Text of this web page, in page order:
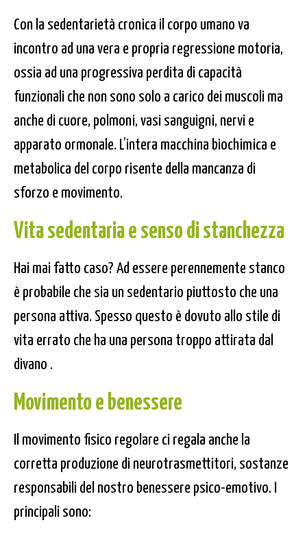
Con la sedentarietà cronica il corpo umano va
incontro ad una vera e propria regressione motoria,
ossia ad una progressiva perdita di capacità
funzionali che non sono solo a carico dei muscoli ma
anche di cuore, polmoni, vasi sanguigni, nervi e
apparato ormonale. L’intera macchina biochimica e
metabolica del corpo risente della mancanza di
sforzo e movimento.
Vita sedentaria e senso di stanchezza
Hai mai fatto caso? Ad essere perennemente stanco
è probabile che sia un sedentario piuttosto che una
persona attiva. Spesso questo è dovuto allo stile di
vita errato che ha una persona troppo attirata dal
divano .
Movimento e benessere
Il movimento fisico regolare ci regala anche la
corretta produzione di neurotrasmettitori, sostanze
responsabili del nostro benessere psico-emotivo. I
principali sono: